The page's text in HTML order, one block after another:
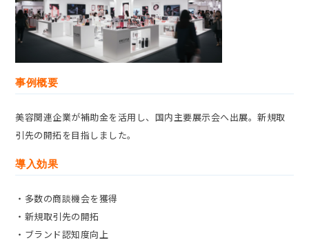
事例概要
美容関連企業が補助金を活用し、国内主要展示会へ出展。新規取
引先の開拓を目指しました。
導入効果
・多数の商談機会を獲得
・新規取引先の開拓
・ブランド認知度向上